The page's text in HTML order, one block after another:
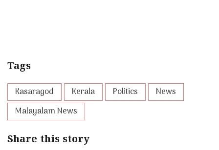
Tags
Kasaragod Kerala Politics
News
Malayalam News
Share this story